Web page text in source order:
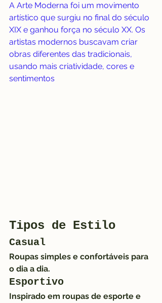
A Arte Moderna foi um movimento
artístico que surgiu no final do século
XIX e ganhou força no século XX. Os
artistas modernos buscavam criar
obras diferentes das tradicionais,
usando mais criatividade, cores e
sentimentos
Tipos de Estilo
Casual
Roupas simples e confortáveis para
o dia a dia.
Esportivo
Inspirado em roupas de esporte e